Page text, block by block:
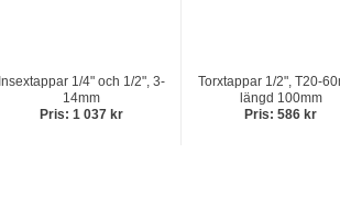
Insextappar 1/4" och 1/2", 3-
14mm
Pris: 1 037 kr
Torxtappar 1/2", T20-
längd 100mm
Pris: 586 kr